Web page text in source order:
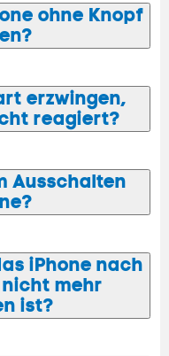
ohne Knopf
erzwingen,
reagiert?
Ausschalten
iPhone nach
mehr
ist?